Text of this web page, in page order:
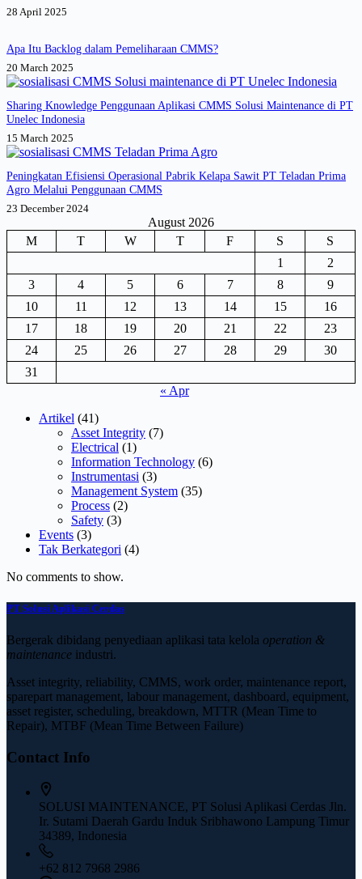
28 April 2025
Apa Itu Backlog dalam Pemeliharaan CMMS?
20 March 2025
Sharing Knowledge Penggunaan Aplikasi CMMS Solusi Maintenance di PT
Unelec Indonesia
15 March 2025
Peningkatan Efisiensi Operasional Pabrik Kelapa Sawit PT Teladan Prima
Agro Melalui Penggunaan CMMS
23 December 2024
August 2026
M
T W T F S
S
1
2
3
4 5 6 7 8
9
10
11 12 13 14 15
16
17
18 19 20 21 22
23
24
25 26 27 28 29
30
31
« Apr
Artikel (41)
Asset Integrity (7)
Electrical (1)
Information Technology (6)
Instrumentasi (3)
Management System (35)
Process (2)
Safety (3)
Events (3)
Tak Berkategori (4)
No comments to show.
PT Solusi Aplikasi Cerdas
Bergerak dibidang penyediaan aplikasi tata kelola operation &
maintenance industri.
Asset integrity, reliability, CMMS, work order, maintenance report,
sparepart management, labour management, dashboard, equipment,
asset register, scheduling, breakdown, MTTR (Mean Time to
Repair), MTBF (Mean Time Between Failure)
Contact Info
SOLUSI MAINTENANCE, PT Solusi Aplikasi Cerdas Jln.
Ir. Sutami Daerah Gardu Induk Sribhawono Lampung Timur
34389, Indonesia
+62 812 7968 2986